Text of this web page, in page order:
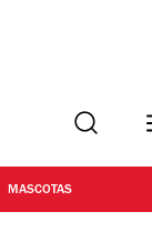
Buscar
MASCOTAS